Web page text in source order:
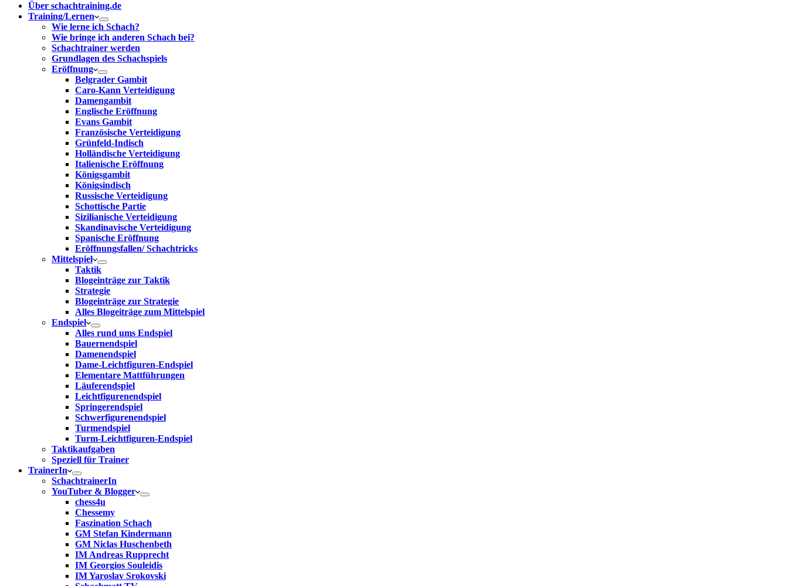
Über schachtraining.de
Training/Lernen
Wie lerne ich Schach?
Wie bringe ich anderen Schach bei?
Schachtrainer werden
Grundlagen des Schachspiels
Eröffnung
Belgrader Gambit
Caro-Kann Verteidigung
Damengambit
Englische Eröffnung
Evans Gambit
Französische Verteidigung
Grünfeld-Indisch
Holländische Verteidigung
Italienische Eröffnung
Königsgambit
Königsindisch
Russische Verteidigung
Schottische Partie
Sizilianische Verteidigung
Skandinavische Verteidigung
Spanische Eröffnung
Eröffnungsfallen/ Schachtricks
Mittelspiel
Taktik
Blogeinträge zur Taktik
Strategie
Blogeinträge zur Strategie
Alles Blogeiträge zum Mittelspiel
Endspiel
Alles rund ums Endspiel
Bauernendspiel
Damenendspiel
Dame-Leichtfiguren-Endspiel
Elementare Mattführungen
Läuferendspiel
Leichtfigurenendspiel
Springerendspiel
Schwerfigurenendspiel
Turmendspiel
Turm-Leichtfiguren-Endspiel
Taktikaufgaben
Speziell für Trainer
TrainerIn
SchachtrainerIn
YouTuber & Blogger
chess4u
Chessemy
Faszination Schach
GM Stefan Kindermann
GM Niclas Huschenbeth
IM Andreas Rupprecht
IM Georgios Souleidis
IM Yaroslav Srokovski